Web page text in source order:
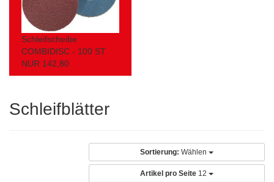
Schleifscheibe
COMBIDISC - 100 ST
NUR 142,80
Schleifblätter
Sortierung: Wählen
Artikel pro Seite 12